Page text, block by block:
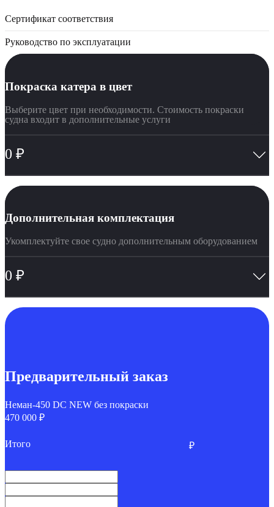
Сертификат соответствия
Руководство по эксплуатации
Покраска катера в цвет
Выберите цвет при необходимости. Стоимость покраски
судна входит в дополнительные услуги
0 ₽
Дополнительная комплектация
Укомплектуйте свое судно дополнительным оборудованием
0 ₽
Предварительный заказ
Неман-450 DC NEW без покраски
470 000 ₽
Итого ₽